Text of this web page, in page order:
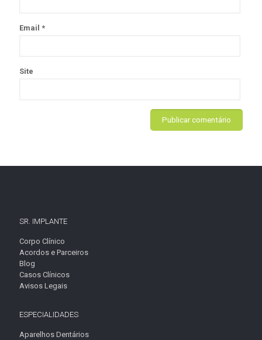
Email *
Site
SR. IMPLANTE
Corpo Clínico
Acordos e Parceiros
Blog
Casos Clínicos
Avisos Legais
ESPECIALIDADES
Aparelhos Dentários